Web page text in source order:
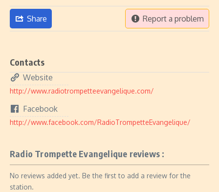
Share Report a problem
Contacts
Website
http://www.radiotrompetteevangelique.com/
Facebook
http://www.facebook.com/RadioTrompetteEvangelique/
Radio Trompette Evangelique reviews :
No reviews added yet. Be the first to add a review for the
station.